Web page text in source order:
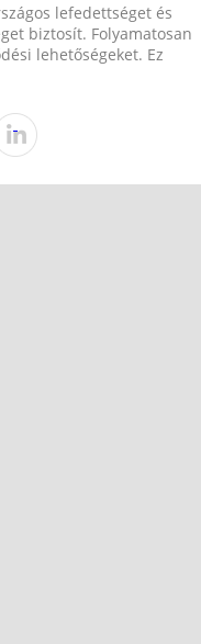
lefedettséget és
biztosít. Folyamatosan
lehetőségeket. Ez